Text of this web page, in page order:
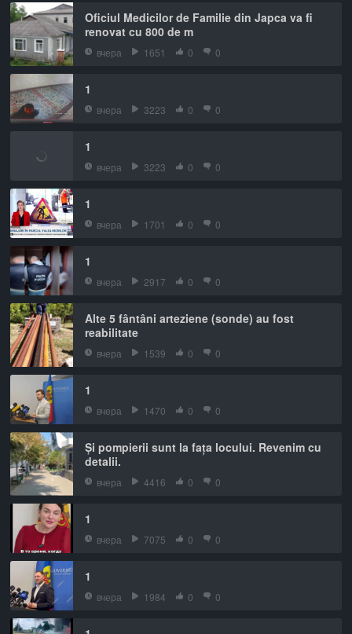
Oficiul Medicilor de Familie din Japca va fi
renovat cu 800 de m
вчера 1651 0 0
1
вчера 3223 0 0
1
вчера 3223 0 0
1
вчера 1701 0 0
1
вчера 2917 0 0
Alte 5 fântâni arteziene (sonde) au fost
reabilitate
вчера 1539 0 0
1
вчера 1470 0 0
Și pompierii sunt la fața locului. Revenim cu
detalii.
вчера 4416 0 0
1
вчера 7075 0 0
1
вчера 1984 0 0